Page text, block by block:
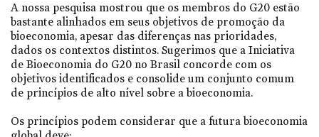
A nossa pesquisa mostrou que os membros do G20 estão
bastante alinhados em seus objetivos de promoção da
bioeconomia, apesar das diferenças nas prioridades,
dados os contextos distintos. Sugerimos que a Iniciativa
de Bioeconomia do G20 no Brasil concorde com os
objetivos identificados e consolide um conjunto comum
de princípios de alto nível sobre a bioeconomia.
Os princípios podem considerar que a futura bioeconomia